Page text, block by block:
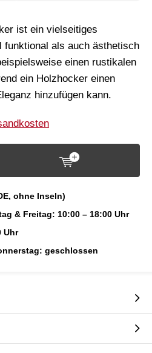
ist ein vielseitiges
funktional als auch ästhetisch
einen rustikalen
ein Holzhocker einen
hinzufügen kann.
ohne Inseln)
& Freitag: 10:00 – 18:00 Uhr
Uhr
geschlossen